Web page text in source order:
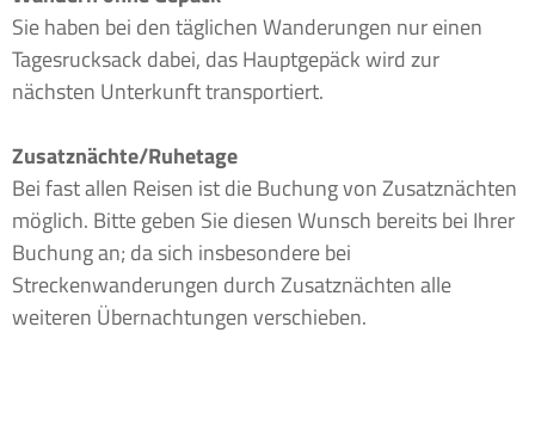
Sie haben bei den täglichen Wanderungen nur einen
Tagesrucksack dabei, das Hauptgepäck wird zur
nächsten Unterkunft transportiert.
Zusatznächte/Ruhetage
Bei fast allen Reisen ist die Buchung von Zusatznächten
möglich. Bitte geben Sie diesen Wunsch bereits bei Ihrer
Buchung an; da sich insbesondere bei
Streckenwanderungen durch Zusatznächten alle
weiteren Übernachtungen verschieben.